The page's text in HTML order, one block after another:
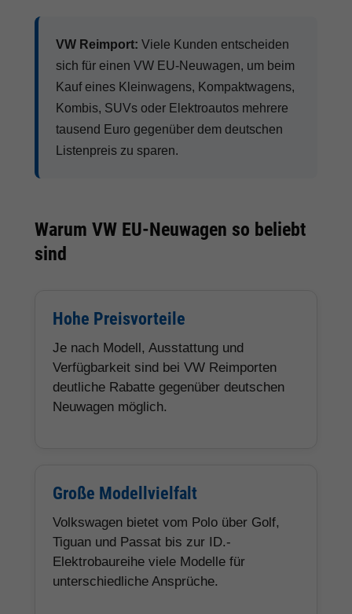
VW Reimport: Viele Kunden entscheiden
sich für einen VW EU-Neuwagen, um beim
Kauf eines Kleinwagens, Kompaktwagens,
Kombis, SUVs oder Elektroautos mehrere
tausend Euro gegenüber dem deutschen
Listenpreis zu sparen.
Warum VW EU-Neuwagen so beliebt
sind
Hohe Preisvorteile
Je nach Modell, Ausstattung und
Verfügbarkeit sind bei VW Reimporten
deutliche Rabatte gegenüber deutschen
Neuwagen möglich.
Große Modellvielfalt
Volkswagen bietet vom Polo über Golf,
Tiguan und Passat bis zur ID.-
Elektrobaureihe viele Modelle für
unterschiedliche Ansprüche.